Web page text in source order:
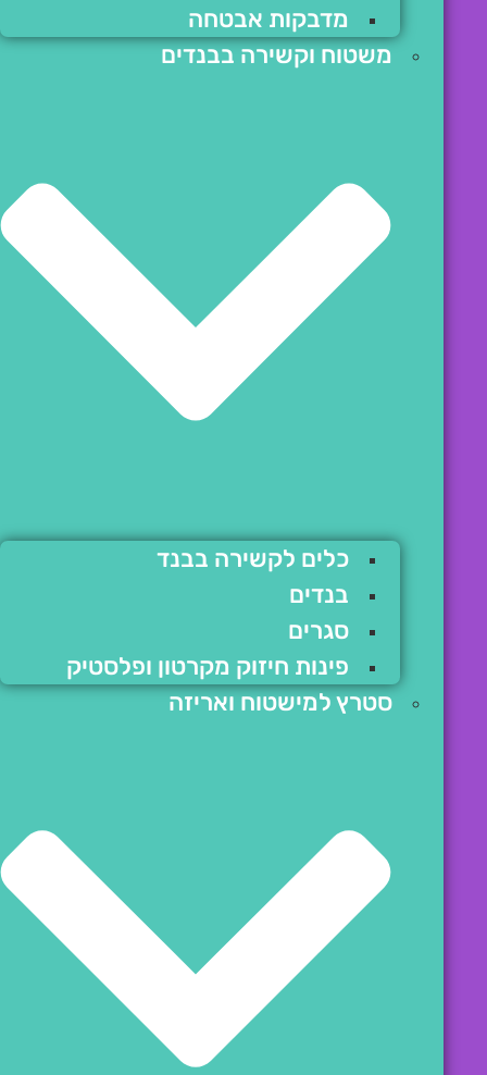
מדבקות אבטחה
משטוח וקשירה בבנדים
כלים לקשירה בבנד
בנדים
סגרים
פינות חיזוק מקרטון ופלסטיק
סטרץ למישטוח ואריזה